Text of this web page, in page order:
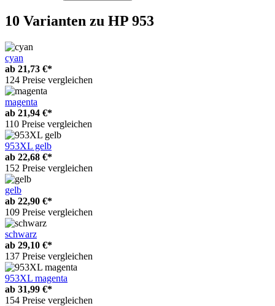
10 Varianten zu HP 953
cyan
ab 21,73 €*
124 Preise vergleichen
magenta
ab 21,94 €*
110 Preise vergleichen
953XL gelb
ab 22,68 €*
152 Preise vergleichen
gelb
ab 22,90 €*
109 Preise vergleichen
schwarz
ab 29,10 €*
137 Preise vergleichen
953XL magenta
ab 31,99 €*
154 Preise vergleichen